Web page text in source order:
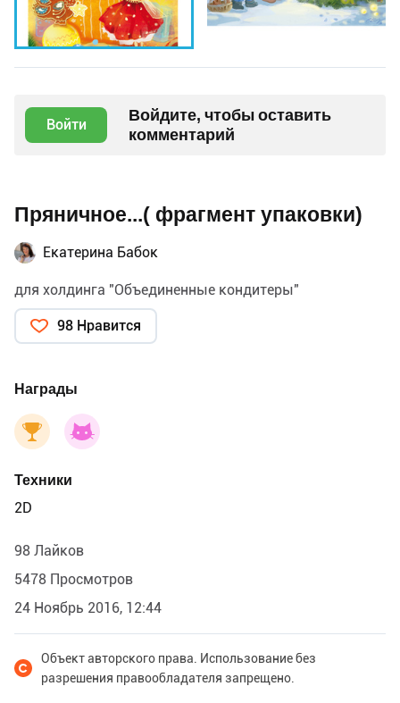
Войти
Войдите, чтобы оставить
комментарий
Пряничное...( фрагмент упаковки)
Екатерина Бабок
для холдинга "Объединенные кондитеры"
98 Нравится
Награды
Техники
2D
98 Лайков
5478 Просмотров
24 Ноябрь 2016, 12:44
Объект авторского права. Использование без
разрешения правообладателя запрещено.